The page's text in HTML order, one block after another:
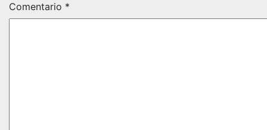
Comentario *